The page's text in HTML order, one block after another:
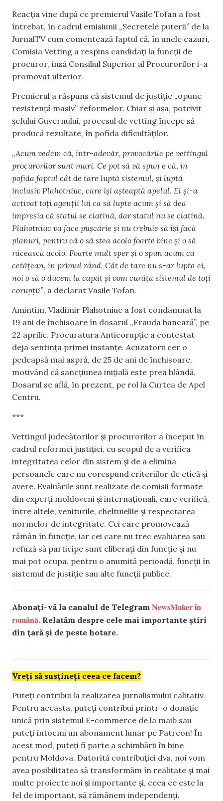
Reacția vine după ce premierul Vasile Tofan a fost
întrebat, în cadrul emisiunii „Secretele puterii” de la
JurnalTV cum comentează faptul că, în unele cazuri,
Comisia Vetting a respins candidați la funcții de
procuror, însă Consiliul Superior al Procurorilor i-a
promovat ulterior.
Premierul a răspuns că sistemul de justiție „opune
rezistență masiv” reformelor. Chiar și așa, potrivit
șefului Guvernului, procesul de vetting începe să
producă rezultate, în pofida dificultăților.
„Acum vedem că, într-adevăr, provocările pe vettingul
procurorilor sunt mari. Ce pot să vă spun e că, în
pofida faptul cât de tare luptă sistemul, și luptă
inclusiv Plahotniuc, care își așteaptă apelul. El și-a
activat toți agenții lui ca să lupte acum și să dea
impresia că statul se clatină, dar statul nu se clatină.
Plahotniuc va face pușcărie și nu trebuie să își facă
planuri, pentru că o să stea acolo foarte bine și o să
răcească acolo. Foarte mult sper și o spun acum ca
cetățean, în primul rând. Cât de tare nu s-ar lupta ei,
noi o să o ducem la capăt și vom curăța sistemul de toți
corupții”, a declarat Vasile Tofan.
Amintim, Vladimir Plahotniuc a fost condamnat la
19 ani de închisoare în dosarul „Frauda bancară”, pe
22 aprilie. Procuratura Anticorupție a contestat
deja sentința primei instanțe. Acuzatorii cer o
pedeapsă mai aspră, de 25 de ani de închisoare,
motivând că sancțiunea inițială este prea blândă.
Dosarul se află, în prezent, pe rol la Curtea de Apel
Centru.
***
Vettingul judecătorilor și procurorilor a început în
cadrul reformei justiției, cu scopul de a verifica
integritatea celor din sistem și de a elimina
persoanele care nu corespund criteriilor de etică și
avere. Evaluările sunt realizate de comisii formate
din experți moldoveni și internaționali, care verifică,
între altele, veniturile, cheltuielile și respectarea
normelor de integritate. Cei care promovează
rămân în funcție, iar cei care nu trec evaluarea sau
refuză să participe sunt eliberați din funcție și nu
mai pot ocupa, pentru o anumită perioadă, funcții în
sistemul de justiție sau alte funcții publice.
Abonați-vă la canalul de Telegram NewsMaker în
română. Relatăm despre cele mai importante știri
din țară și de peste hotare.
Vreți să susțineți ceea ce facem?
Puteți contribui la realizarea jurnalismului calitativ.
Pentru aceasta, puteți contribui printr-o donație
unică prin sistemul E-commerce de la maib sau
puteți întocmi un abonament lunar pe Patreon! În
acest mod, puteți fi parte a schimbării în bine
pentru Moldova. Datorită contribuției dvs, noi vom
avea posibilitatea să transformăm în realitate și mai
multe proiecte noi și importante și, ceea ce este la
fel de important, să rămânem independenți.